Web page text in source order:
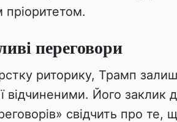
пріоритетом.
переговори
риторику, Трамп
відчиненими. Його заклик
свідчить про те,